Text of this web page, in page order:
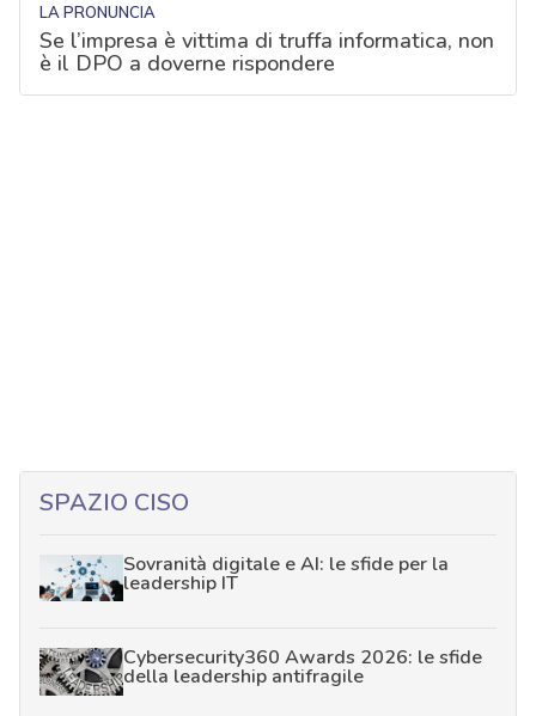
LA PRONUNCIA
Se l’impresa è vittima di truffa informatica, non
è il DPO a doverne rispondere
SPAZIO CISO
Sovranità digitale e AI: le sfide per la
leadership IT
Cybersecurity360 Awards 2026: le sfide
della leadership antifragile